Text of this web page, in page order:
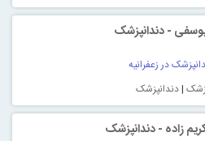
- دندانپزشک
در زعفرانیه
|دندانپزشک
زاده - دندانپزشک